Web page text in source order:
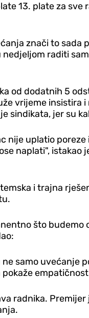
13. plate za
znači to
raditi
od dodatnih 5
vrijeme
sindikata, jer su
uplatio
naplati", istakao
i trajna
što
samo uvećanje
radnika.